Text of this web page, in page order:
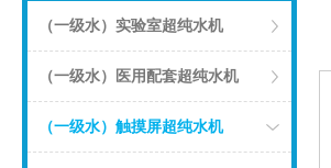
（一级水）实验室超纯水机
（一级水）医用配套超纯水机
（一级水）触摸屏超纯水机